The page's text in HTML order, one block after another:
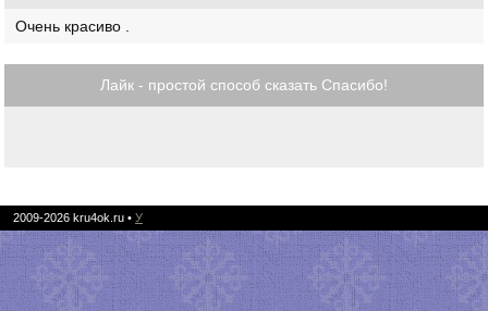
Очень красиво .
Лайк - простой способ сказать Спасибо!
2009-2026 kru4ok.ru • У